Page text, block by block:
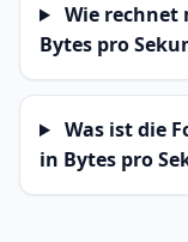
Wie rechnet
Bytes pro
Was ist die
in Bytes pro